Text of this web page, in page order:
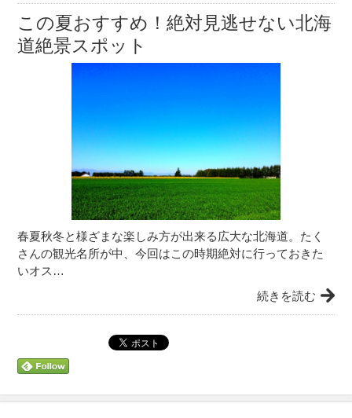
この夏おすすめ！絶対見逃せない北海
道絶景スポット
春夏秋冬と様ざまな楽しみ方が出来る広大な北海道。たく
さんの観光名所が中、今回はこの時期絶対に行っておきた
いオス…
続きを読む